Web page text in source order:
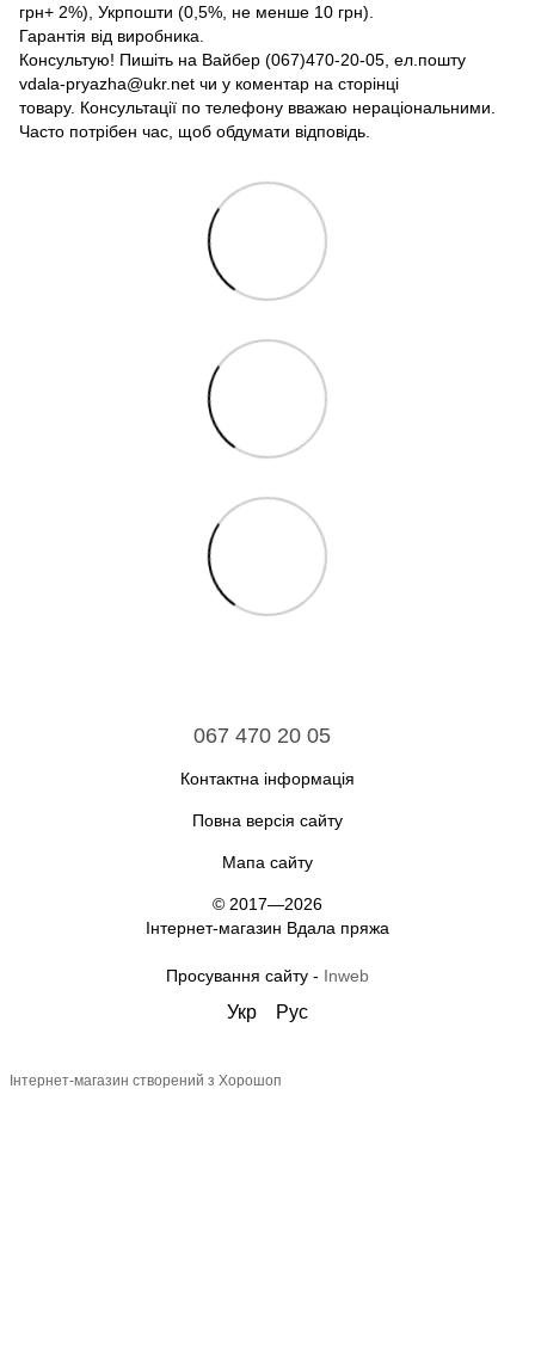
грн+ 2%), Укрпошти (0,5%, не менше 10 грн).
Гарантія від виробника.
Консультую! Пишіть на Вайбер (067)470-20-05, ел.пошту
vdala-pryazha@ukr.net чи у коментар на сторінці
товару. Консультації по телефону вважаю нераціональними.
Часто потрібен час, щоб обдумати відповідь.
067 470 20 05
Контактна інформація
Повна версія сайту
Мапа сайту
© 2017—2026
Інтернет-магазин Вдала пряжа
Просування сайту - Inweb
Укр Рус
Інтернет-магазин створений з Хорошоп